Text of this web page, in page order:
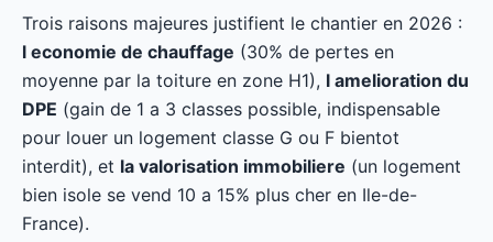
Trois raisons majeures justifient le chantier en 2026 :
l economie de chauffage (30% de pertes en
moyenne par la toiture en zone H1), l amelioration du
DPE (gain de 1 a 3 classes possible, indispensable
pour louer un logement classe G ou F bientot
interdit), et la valorisation immobiliere (un logement
bien isole se vend 10 a 15% plus cher en Ile-de-
France).